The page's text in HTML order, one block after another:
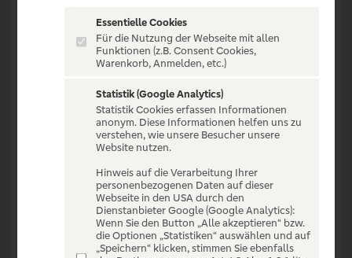
VERANSTALTUNG NICHT
GEFUNDEN
Zur Startseite
Essentielle Cookies
Für die Nutzung der Webseite mit allen
Funktionen (z.B. Consent Cookies,
Warenkorb, Anmelden, etc.)
Statistik (Google Analytics)
Statistik Cookies erfassen Informationen
anonym. Diese Informationen helfen uns zu
verstehen, wie unsere Besucher unsere
Website nutzen.
Hinweis auf die Verarbeitung Ihrer
personenbezogenen Daten auf dieser
Webseite in den USA durch den
Dienstanbieter Google (Google Analytics):
Wenn Sie den Button „Alle akzeptieren“ bzw.
die Optionen „Statistiken“ auswählen und auf
„Speichern“ klicken, stimmen Sie ebenfalls